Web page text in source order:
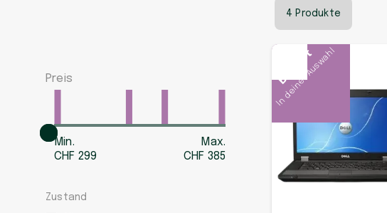
Preis
Min.
CHF 299
Max.
CHF 385
Zustand
4 Produkte
Beliebt
In deiner Auswahl